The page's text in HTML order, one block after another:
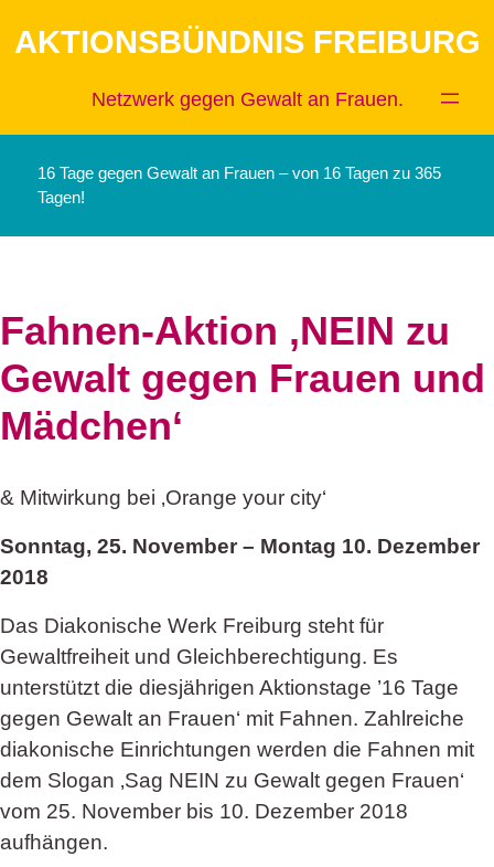
Inhalt
AKTIONSBÜNDNIS FREIBURG
Netzwerk gegen Gewalt an Frauen.
16 Tage gegen Gewalt an Frauen – von 16 Tagen zu 365
Tagen!
Fahnen-Aktion ‚NEIN zu
Gewalt gegen Frauen und
Mädchen‘
& Mitwirkung bei ‚Orange your city‘
Sonntag, 25. November – Montag 10. Dezember
2018
Das Diakonische Werk Freiburg steht für
Gewaltfreiheit und Gleichberechtigung. Es
unterstützt die diesjährigen Aktionstage ’16 Tage
gegen Gewalt an Frauen‘ mit Fahnen. Zahlreiche
diakonische Einrichtungen werden die Fahnen mit
dem Slogan ‚Sag NEIN zu Gewalt gegen Frauen‘
vom 25. November bis 10. Dezember 2018
aufhängen.